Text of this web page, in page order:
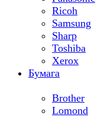
Ricoh
Samsung
Sharp
Toshiba
Xerox
Бумага
Brother
Lomond